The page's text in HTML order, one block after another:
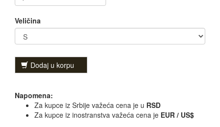
Veličina
Dodaj u korpu
Napomena:
Za kupce iz Srbije važeća cena je u RSD
Za kupce iz inostranstva važeća cena je EUR / US$